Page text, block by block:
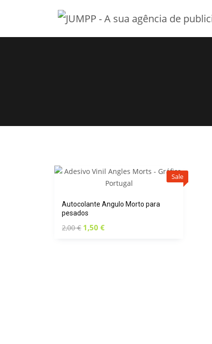
Sale
Autocolante Angulo Morto para
pesados
2,00€ 1,50€